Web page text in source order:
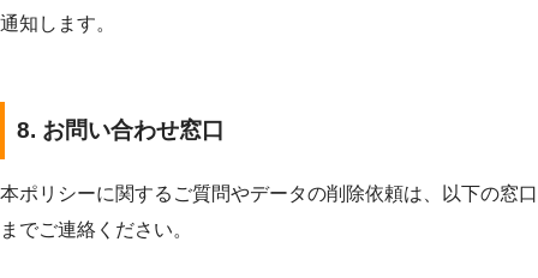
通知します。
8. お問い合わせ窓口
本ポリシーに関するご質問やデータの削除依頼は、以下の窓口
までご連絡ください。